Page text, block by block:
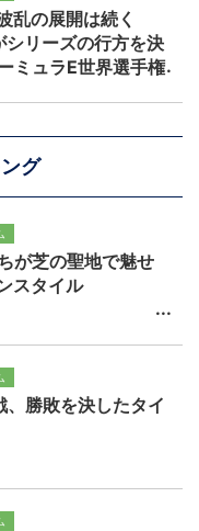
グ
が芝の聖地で魅せ
スタイル
勝敗を決したタイ
乱の展開は続く
リーズの行方を決
ミュラE世界選手権